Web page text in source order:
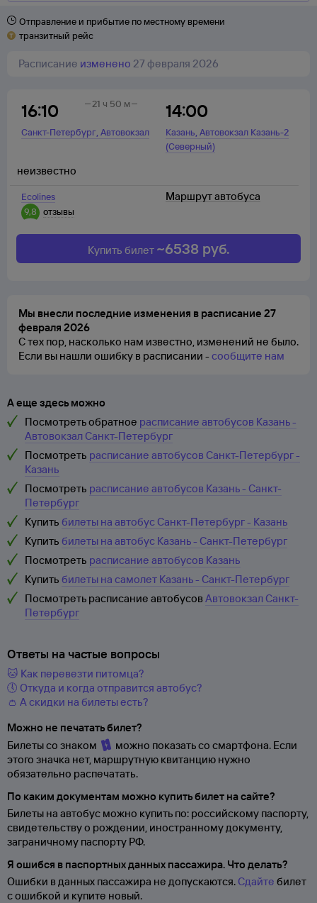
Отправление и прибытие по местному времени
транзитный рейс
Расписание изменено 27 февраля 2026
16:10
Санкт-Петербург,Автовокзал
14:00
Казань,Автовокзал Казань-2
(Северный)
21 ч 50 м
Ecolines
9,8
отзывы
неизвестно
Маршрут автобуса
Купить билет ~6538 руб.
Мы внесли последние изменения в расписание 27
февраля 2026
С тех пор, насколько нам известно, изменений не было.
Если вы нашли ошибку в расписании -сообщите нам
А еще здесь можно
Посмотреть обратное расписание автобусов Казань -
Автовокзал Санкт-Петербург
Посмотреть расписание автобусов Санкт-Петербург -
Казань
Посмотреть расписание автобусов Казань - Санкт-
Петербург
Купить билеты на автобус Санкт-Петербург - Казань
Купить билеты на автобус Казань - Санкт-Петербург
Посмотреть расписание автобусов Казань
Купить билеты на самолет Казань - Санкт-Петербург
Посмотреть расписание автобусовАвтовокзал Санкт-
Петербург
Ответы на частые вопросы
🐱 Как перевезти питомца?
🕔 Откуда и когда отправится автобус?
👛 А скидки на билеты есть?
Можно не печатать билет?
Билеты со знаком
можно показать со смартфона. Если
этого значка нет, маршрутную квитанцию нужно
обязательно распечатать.
По каким документам можно купить билет на сайте?
Билеты на автобус можно купить по: российскому паспорту,
свидетельству о рождении, иностранному документу,
заграничному паспорту РФ.
Я ошибся в паспортных данных пассажира. Что делать?
Ошибки в данных пассажира не допускаются. Сдайте билет
с ошибкой и купите новый.